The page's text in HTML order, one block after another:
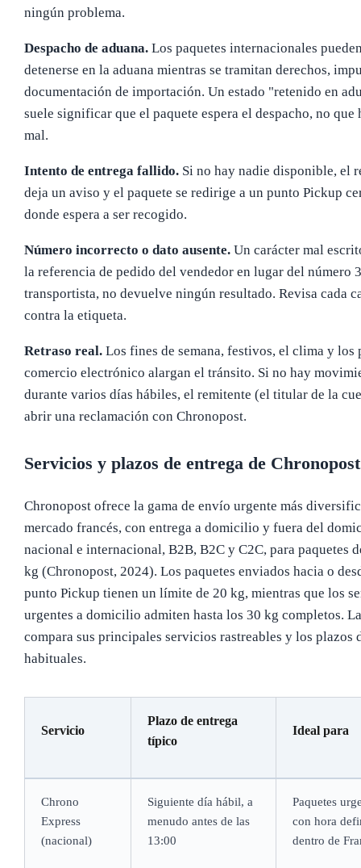
ningún problema.
Despacho de aduana.Los paquetes internacionales
detenerse en la aduana mientras se tramitan derechos,
documentación de importación. Un estado "retenido en
suele significar que el paquete espera el despacho, no que
mal.
Intento de entrega fallido.Si no hay nadie disponible, el
deja un aviso y el paquete se redirige a un punto Pickup
donde espera a ser recogido.
Número incorrecto o dato ausente.Un carácter mal
la referencia de pedido del vendedor en lugar del número
transportista, no devuelve ningún resultado. Revisa cada
contra la etiqueta.
Retraso real.Los fines de semana, festivos, el clima y los
comercio electrónico alargan el tránsito. Si no hay
durante varios días hábiles, el remitente (el titular de la
abrir una reclamación con Chronopost.
Servicios y plazos de entrega de Chronopost
Chronopost ofrece la gama de envío urgente más
mercado francés, con entrega a domicilio y fuera del
nacional e internacional, B2B, B2C y C2C, para paquetes
kg (Chronopost, 2024). Los paquetes enviados hacia o
punto Pickup tienen un límite de 20 kg, mientras que los
urgentes a domicilio admiten hasta los 30 kg completos.
compara sus principales servicios rastreables y los plazos
habituales.
Servicio
Plazo de entrega
típico
Ideal para
Chrono
Express
(nacional)
Siguiente día hábil, a
menudo antes de las
13:00
Paquetes
con hora
dentro de